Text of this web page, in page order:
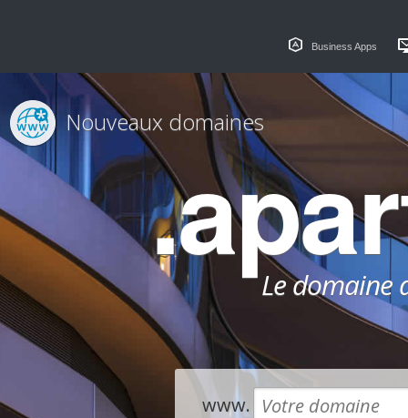
Business Apps
Le domaine
Nouveaux domaines
www.